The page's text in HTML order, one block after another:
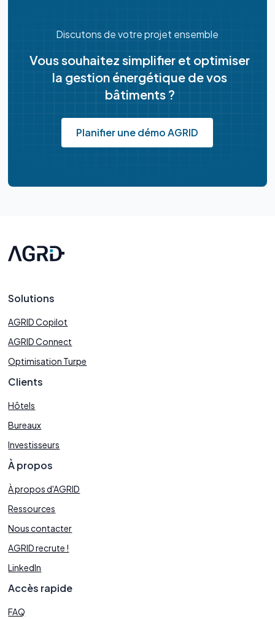
Discutons de votre projet ensemble
Vous souhaitez simplifier et optimiser
la gestion énergétique de vos
bâtiments ?
Planifier une démo AGRID
Solutions
AGRID Copilot
AGRID Connect
Optimisation Turpe
Clients
Hôtels
Bureaux
Investisseurs
À propos
À propos d'AGRID
Ressources
Nous contacter
AGRID recrute !
LinkedIn
Accès rapide
FAQ